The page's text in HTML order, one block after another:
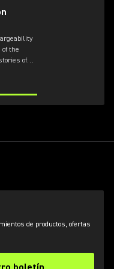
the
of
de productos, ofertas